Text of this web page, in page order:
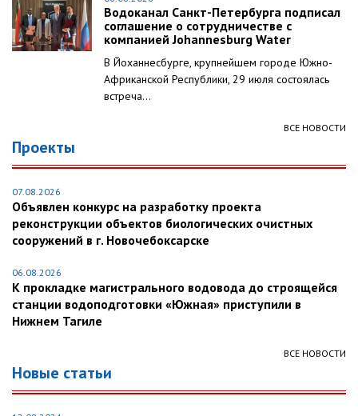
Водоканал Санкт-Петербурга подписал
соглашение о сотрудничестве с
компанией Johannesburg Water
В Йоханнесбурге, крупнейшем городе Южно-
Африканской Республики, 29 июля состоялась
встреча...
ВСЕ НОВОСТИ
Проекты
07.08.2026
Объявлен конкурс на разработку проекта
реконструкции объектов биологических очистных
сооружений в г. Новочебоксарске
06.08.2026
К прокладке магистрального водовода до строящейся
станции водоподготовки «Южная» приступили в
Нижнем Тагиле
ВСЕ НОВОСТИ
Новые статьи